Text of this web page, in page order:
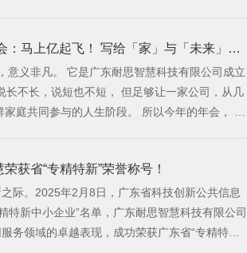
大规模应用AI时，普通创业者更应该思考： AI创业的机会在哪里？
：马上亿起飞！ 写给「家」与「未来」的
智慧科技有限公司成立
与的人生阶段。 所以今年的年会， 我
获省“专精特新”荣誉称号！
际。2025年2月8日，广东省科技创新公共信息
特新中小企业”名单，广东耐思智慧科技有限公司
务领域的卓越表现，成功荣获广东省“专精特